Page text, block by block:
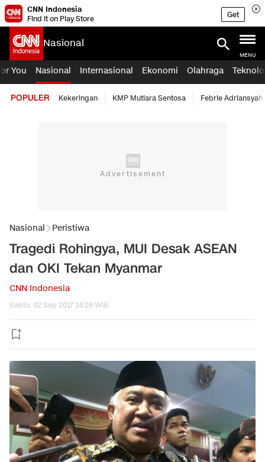
CNN Indonesia
Find it on Play Store
Get
Nasional
MENU
You Nasional Internasional Ekonomi Olahraga
POPULER Kekeringan KMP Mutiara Sentosa Febrie Adriansyah
Nasional Peristiwa
Tragedi Rohingya, MUI Desak ASEAN
dan OKI Tekan Myanmar
CNN Indonesia
Sabtu, 02 Sep 2017 14:26 WIB